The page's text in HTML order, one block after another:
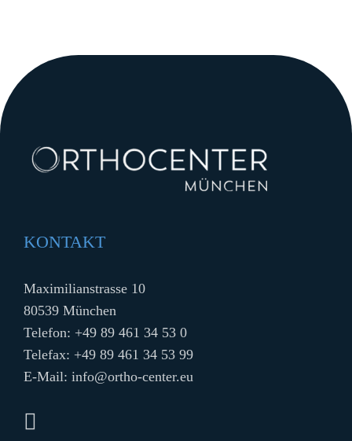
KONTAKT
Maximilianstrasse 10
80539 München
Telefon: +49 89 461 34 53 0
Telefax: +49 89 461 34 53 99
E-Mail: info@ortho-center.eu